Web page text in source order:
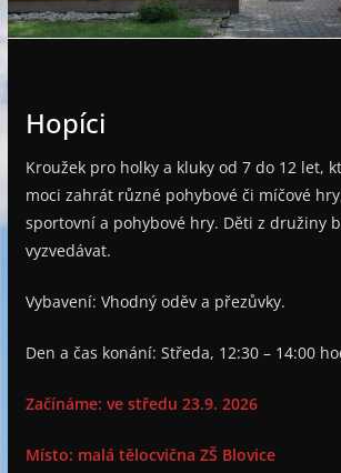
e
Hopíci
Kroužek pro holky a kluky od 7 do 12 let,
moci zahrát různé pohybové či míčové
sportovní a pohybové hry. Děti z družiny
vyzvedávat.
Vybavení: Vhodný oděv a přezůvky.
Den a čas konání: Středa, 12:30 – 14:00
Začínáme: ve středu 23.9. 2026
Místo: malá tělocvična ZŠ Blovice